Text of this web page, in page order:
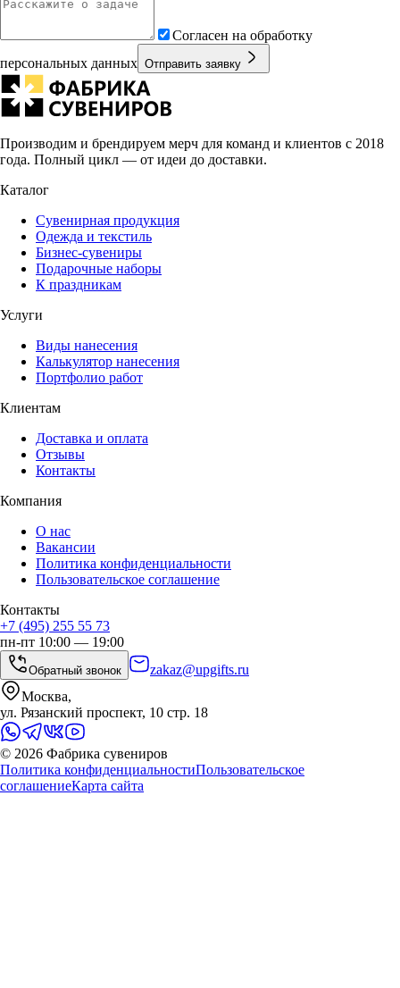
Согласен на обработку
персональных данных Отправить заявку
Производим и брендируем мерч для команд и клиентов с 2018
года. Полный цикл — от идеи до доставки.
Каталог
Сувенирная продукция
Одежда и текстиль
Бизнес-сувениры
Подарочные наборы
К праздникам
Услуги
Виды нанесения
Калькулятор нанесения
Портфолио работ
Клиентам
Доставка и оплата
Отзывы
Контакты
Компания
О нас
Вакансии
Политика конфиденциальности
Пользовательское соглашение
Контакты
+7 (495) 255 55 73
пн-пт 10:00 — 19:00
Обратный звонок
zakaz@upgifts.ru
Москва,
ул. Рязанский проспект, 10 стр. 18
© 2026 Фабрика сувениров
Политика конфиденциальностиПользовательское
соглашениеКарта сайта